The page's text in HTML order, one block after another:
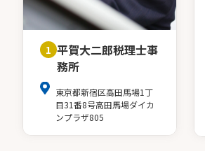
1 平賀大二郎税理士事
務所
東京都新宿区高田馬場1丁
目31番8号高田馬場ダイカ
ンプラザ805